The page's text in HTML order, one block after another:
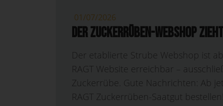
18/06/2026
DLG Feldtage 2026 – Gemeinsam
und Strube bündeln Vertrieb
Sortenvielfalt
17.06.2026 Presseinformation –
Gemeinsam wächst mehr: RAGT